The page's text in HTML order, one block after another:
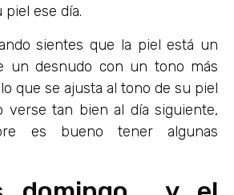
ese día.
sientes que la piel está un
un desnudo con un tono más
que se ajusta al tono de su piel
verse tan bien al día siguiente,
es bueno tener algunas